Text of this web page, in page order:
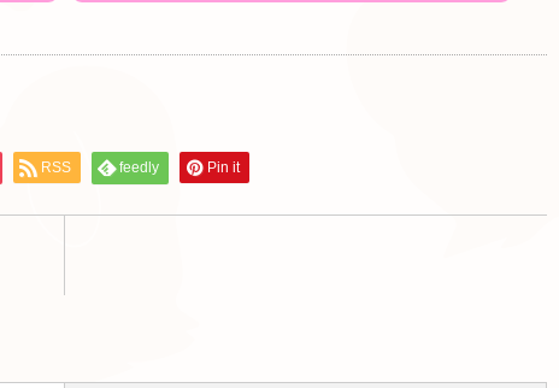
RSS feedly Pin it